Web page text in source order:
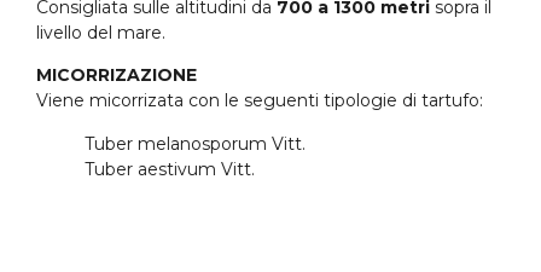
Consigliata sulle altitudini da 700 a 1300 metri sopra il
livello del mare.
MICORRIZAZIONE
Viene micorrizata con le seguenti tipologie di tartufo:
Tuber melanosporum Vitt.
Tuber aestivum Vitt.